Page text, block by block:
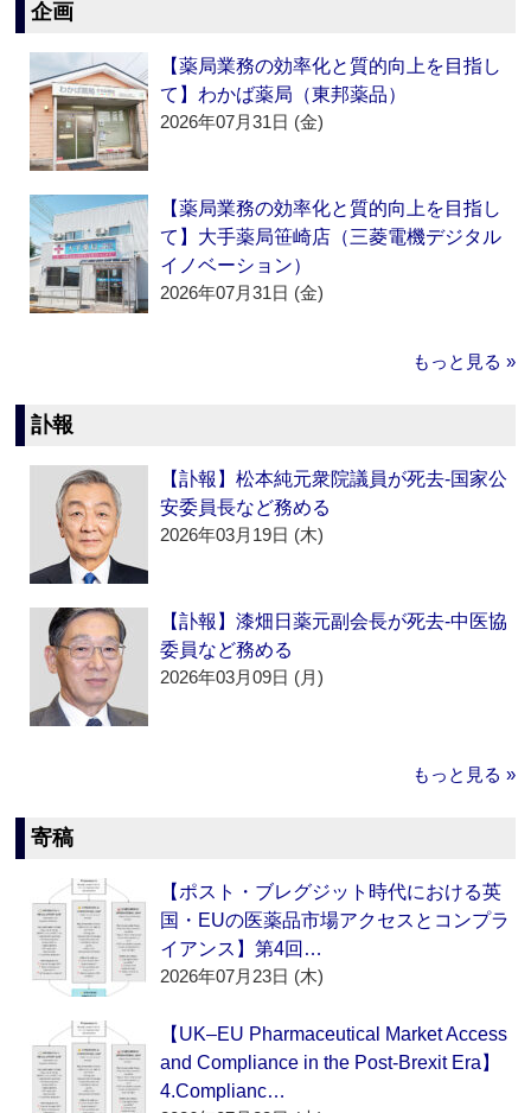
企画
【薬局業務の効率化と質的向上を目指し
て】わかば薬局（東邦薬品）
2026年07月31日 (金)
【薬局業務の効率化と質的向上を目指し
て】大手薬局笹崎店（三菱電機デジタル
イノベーション）
2026年07月31日 (金)
もっと見る »
訃報
【訃報】松本純元衆院議員が死去‐国家公
安委員長など務める
2026年03月19日 (木)
【訃報】漆畑日薬元副会長が死去‐中医協
委員など務める
2026年03月09日 (月)
もっと見る »
寄稿
【ポスト・ブレグジット時代における英
国・EUの医薬品市場アクセスとコンプラ
イアンス】第4回…
2026年07月23日 (木)
【UK–EU Pharmaceutical Market Access
and Compliance in the Post-Brexit Era】
4.Complianc…